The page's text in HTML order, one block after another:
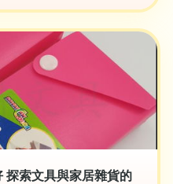
探索文具與家居雜貨的